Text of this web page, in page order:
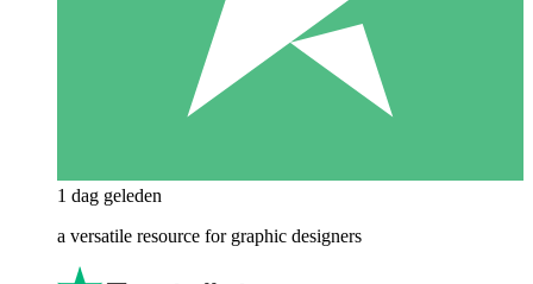
1 dag geleden
a versatile resource for graphic designers